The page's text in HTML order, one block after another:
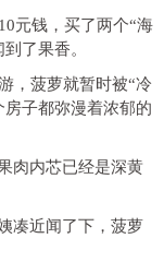
元钱，买了两个“海
了果香。
，菠萝就暂时被“冷
房子都弥漫着浓郁的
肉内芯已经是深黄
凑近闻了下，菠萝